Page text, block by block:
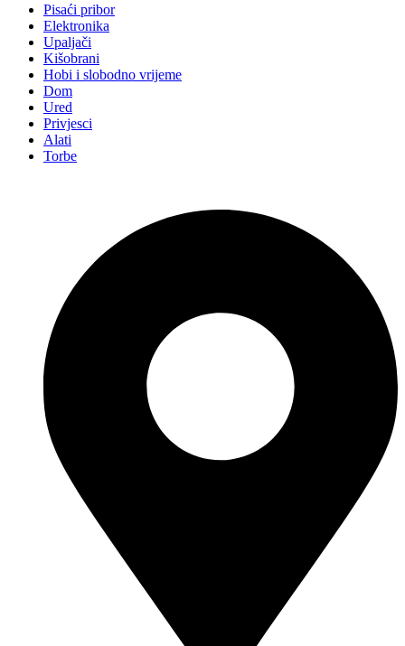
Pisaći pribor
Elektronika
Upaljači
Kišobrani
Hobi i slobodno vrijeme
Dom
Ured
Privjesci
Alati
Torbe